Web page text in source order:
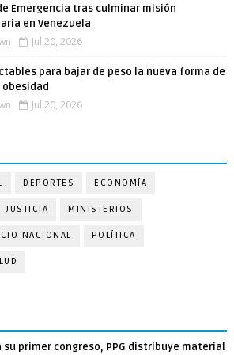
Emergencia tras culminar misión
en Venezuela
Jul 20, 2026
para bajar de peso la nueva forma de
Jul 20, 2026
DEPORTES ECONOMÍA
JUSTICIA MINISTERIOS
NACIONAL POLÍTICA
su primer congreso, PPG distribuye material